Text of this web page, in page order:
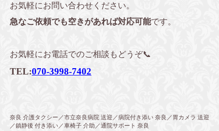
お気軽にお問い合わせください。
急なご依頼でも空きがあれば対応可能です。
お気軽にお電話でのご相談もどうぞ📞
TEL:070-3998-7402
奈良 介護タクシー／市立奈良病院 送迎／病院付き添い 奈良／胃カメラ 送迎
／鎮静後 付き添い／車椅子 介助／通院サポート 奈良